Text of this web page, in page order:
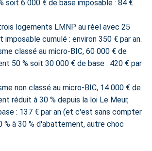
soit 6 000 € de base imposable : 84 €
logements LMNP au réel avec 25
cumulé : environ 350 € par an.
classé au micro-BIC, 60 000 € de
50 % soit 30 000 € de base : 420 € par
non classé au micro-BIC, 14 000 € de
réduit à 30 % depuis la loi Le Meur,
: 137 € par an (et c'est sans compter
% à 30 % d'abattement, autre choc